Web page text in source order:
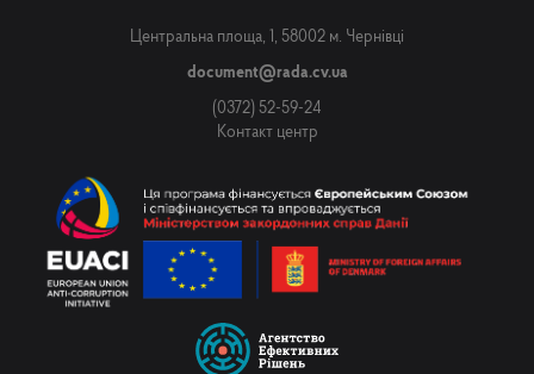
Центральна площа, 1, 58002 м. Чернівці
document@rada.cv.ua
(0372) 52-59-24
Контакт центр